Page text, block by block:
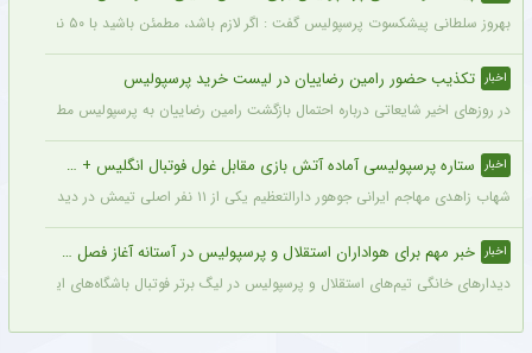
بهروز سلطانی پیشکسوت پرسپولیس گفت : اگر لازم باشد، مطمئن باشید با ۵۰ نفر از پیشکسوتان پرسپولیس مقابل ساختمان این باشگاه تجمع خواهیم کرد و خواهان برخورد جدی و عزل محسن خلیلی خواهیم شد. اصلاً این آقا بازیکن سایپا است نه پیشکسوت پرسپولیس.
اخبار تکذیب حضور رامین رضاییان در لیست خرید پرسپولیس
در روزهای اخیر شایعاتی درباره احتمال بازگشت رامین رضاییان به پرسپولیس مطرح
اخبار ستاره پرسپولیسی آماده آتش بازی مقابل غول فوتبال انگلیس + جزئیات
شهاب زاهدی مهاجم ایرانی جوهور دارالتعظیم یکی از ۱۱ نفر اصلی تیمش در دیدار تدارکاتی برابر چلسی است.
اخبار خبر مهم برای هواداران استقلال و پرسپولیس در آستانه آغاز فصل جدید
دیدارهای خانگی تیم‌های استقلال و پرسپولیس در لیگ برتر فوتبال باشگاه‌های ایران در